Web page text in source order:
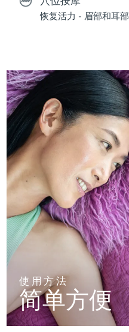
恢复活力 - 眉部和耳部
使用方法
简单方便